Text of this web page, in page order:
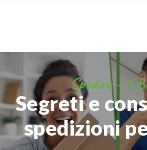
Spedire - il
Segreti e
spedizioni